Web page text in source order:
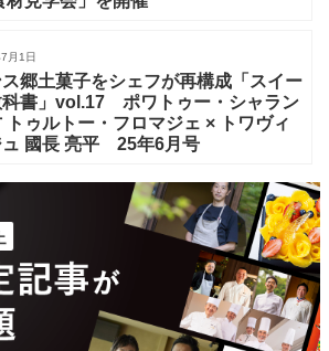
月1日
郷土菓子をシェフが再構成「スイー
科書」vol.17 ポワトゥー・シャラン
トゥルトー・フロマジェ × トワヴィ
ュ 國長 亮平 25年6月号